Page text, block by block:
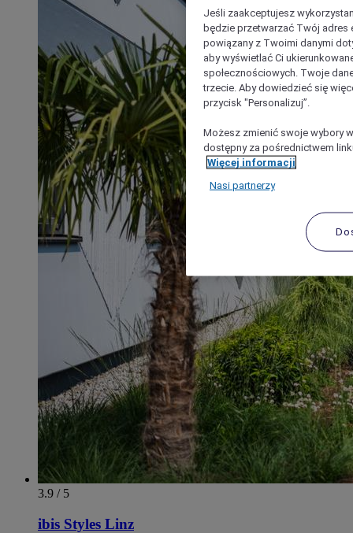
3.9 / 5
ibis Styles Linz
Jeśli zaakceptujesz
będzie przetwarzać Twój adres
powiązany z Twoimi danymi
aby wyświetlać Ci
społecznościowych. Twoje
trzecie. Aby dowiedzieć się
przycisk "Personalizuj”.
Możesz zmienić swoje wybory
dostępny za pośrednictwem
Więcej informacji
Nasi partnerzy